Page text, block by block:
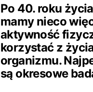
Po 40. roku
mamy nieco
aktywność
korzystać z
organizmu.
są okresowe